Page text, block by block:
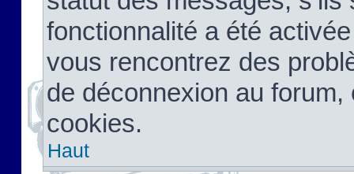
fonctionnalité a été
vous rencontrez des
de déconnexion au
cookies.
Haut